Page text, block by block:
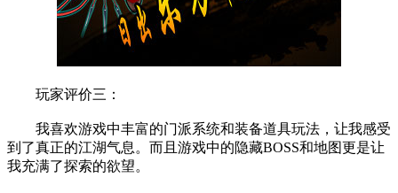
玩家评价三：
我喜欢游戏中丰富的门派系统和装备道具玩法，让我感受
到了真正的江湖气息。而且游戏中的隐藏BOSS和地图更是让
我充满了探索的欲望。